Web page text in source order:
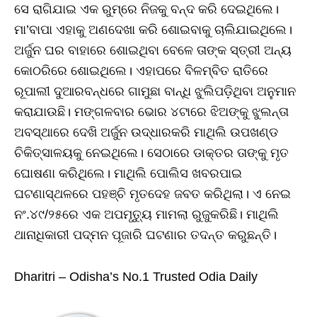
ସେ ରାଗିଯାଇ ଏକ ରୁମ୍‌ରେ ନିଜକୁ ବନ୍ଦ କରି ଦେଇଥିଲେ।
ମା’ବାପା ଏହାକୁ ଅଣଦେଖା କରି ଶୋଇବାକୁ ଚାଲିଯାଇଥିଲେ।
ଅର୍ଜୁନ ଘର ବାହାରେ ଶୋଇଥିବା ବେଳେ ତାଙ୍କ ସ୍ତ୍ରୀ ଅନ୍ୟ
କୋଠରିରେ ଶୋଇଥିଲେ। ଏହାପରେ ବିଳମ୍ବିତ ରାତିରେ
ରୂପାଲୀ ଦୁଆରବନ୍ଧରେ ଗାମୁଛା ବାନ୍ଧି ଝୁଲିପଡ଼ିଥିବା ଅନୁମାନ
କରାଯାଉଛି। ମଙ୍ଗଳବାର ଭୋର ୪ଟାରେ ଝିଅଙ୍କୁ ଝୁଲନ୍ତା
ଅବସ୍ଥାରେ ଦେଖି ଅର୍ଜୁନ ଉଦ୍ଧାରକରି ମାଥିଲି ଉପଖଣ୍ଡ
ଚିକିତ୍ସାଳୟକୁ ନେଇଥିଲେ। ସେଠାରେ ଡାକ୍ତର ତାଙ୍କୁ ମୃତ
ଘୋଷଣା କରିଥିଲେ। ମାଥିଲି ପୋଲିସ ଖବରପାଇ
ଘଟଣାସ୍ଥଳରେ ପହଞ୍ଚି ମୃତଦେହ ଜବତ କରିଥିଲା। ଏ ନେଇ
ନଂ.୪୯/୨୫ରେ ଏକ ଅପମୃତ୍ୟୁ ମାମଲା ରୁଜୁକରିଛି। ମାଥିଲି
ଥାନାଧିକାରୀ ପଦ୍ମନ ପୂଜାରି ଘଟଣାର ତଦନ୍ତ କରୁଛନ୍ତି।
Dharitri – Odisha’s No.1 Trusted Odia Daily